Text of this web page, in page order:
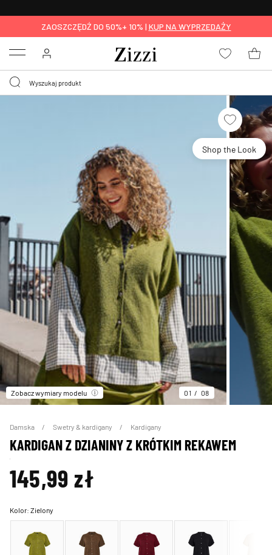
ZAOSZCZĘDŹ DO 50%+ 10% | KUP NA WYPRZEDAŻY
Menu
Shop the Look
Zobacz wymiary modelu 01 08
Damska Swetry & kardigany Kardigany
KARDIGAN Z DZIANINY Z KRÓTKIM REKAWEM
145,99 zł
Kolor:Zielony